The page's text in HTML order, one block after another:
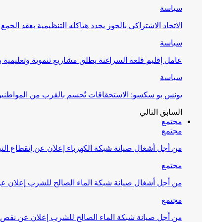
سياسة
الاتحاد الاشتراكي بالحوز يجدد هياكله التنظيمية بعقد
سياسة
عامل إقليم قلعة السراغنة يطلق مشاريع تنموية وتعليمية بأزيد من 27 مليون
سياسة
يونس بو سكسو: الاستحقاقات تُحسم بالقرب من
السابق التالي
مجتمع
مجتمع
من أجل أشغال صيانة شبكة الكهرباء إعلان عن إنقطاع
مجتمع
من أجل أشغال صيانة شبكة الماء الصالح للشرب إعلان
مجتمع
من أجل صيانة شبكة الماء الصالح للشرب إعلان عن نقص